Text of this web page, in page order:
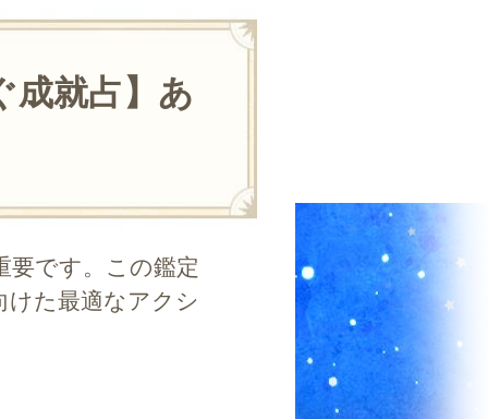
成就占】あ
です。この鑑定
た最適なアクシ